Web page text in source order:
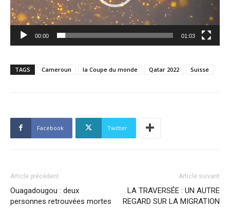
00:00 01:03
TAGS Cameroun la Coupe du monde Qatar 2022 Suisse
Facebook Twitter
Article précédent
Ouagadougou : deux
personnes retrouvées mortes
Article suivant
LA TRAVERSÉE : UN AUTRE
REGARD SUR LA MIGRATION